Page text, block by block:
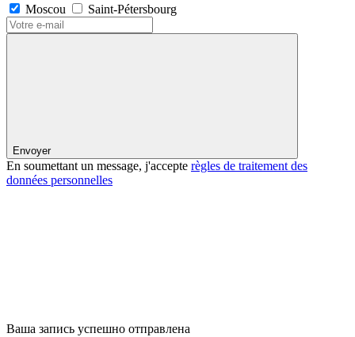
Moscou Saint-Pétersbourg
Envoyer
En soumettant un message, j'accepte règles de traitement des
données personnelles
Ваша запись успешно отправлена